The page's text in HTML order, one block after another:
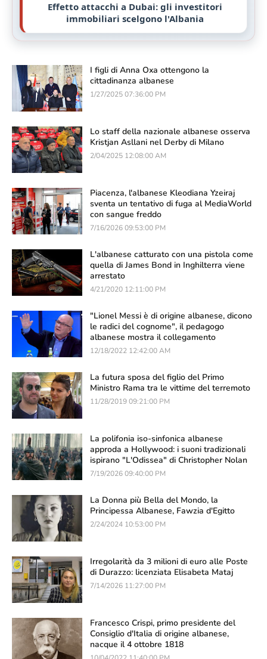
Effetto attacchi a Dubai: gli investitori
immobiliari scelgono l'Albania
I figli di Anna Oxa ottengono la
cittadinanza albanese
1/27/2025 07:36:00 PM
Lo staff della nazionale albanese osserva
Kristjan Asllani nel Derby di Milano
2/04/2025 12:08:00 AM
Piacenza, l'albanese Kleodiana Yzeiraj
sventa un tentativo di fuga al MediaWorld
con sangue freddo
7/16/2026 09:53:00 PM
L'albanese catturato con una pistola come
quella di James Bond in Inghilterra viene
arrestato
4/21/2020 12:11:00 PM
"Lionel Messi è di origine albanese, dicono
le radici del cognome", il pedagogo
albanese mostra il collegamento
12/18/2022 12:42:00 AM
La futura sposa del figlio del Primo
Ministro Rama tra le vittime del terremoto
11/28/2019 09:21:00 PM
La polifonia iso-sinfonica albanese
approda a Hollywood: i suoni tradizionali
ispirano "L'Odissea" di Christopher Nolan
7/19/2026 09:40:00 PM
La Donna più Bella del Mondo, la
Principessa Albanese, Fawzia d'Egitto
2/24/2024 10:53:00 PM
Irregolarità da 3 milioni di euro alle Poste
di Durazzo: licenziata Elisabeta Mataj
7/14/2026 11:27:00 PM
Francesco Crispi, primo presidente del
Consiglio d'Italia di origine albanese,
nacque il 4 ottobre 1818